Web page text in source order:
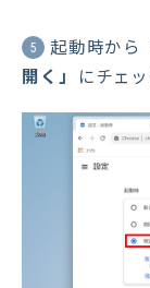
5 起動時から
開く」
にチェ